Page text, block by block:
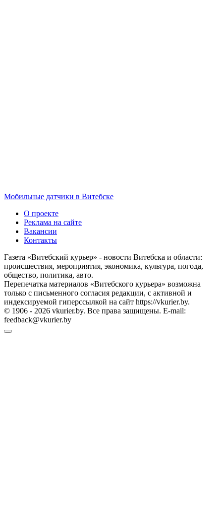
Мобильные датчики в Витебске
О проекте
Реклама на сайте
Вакансии
Контакты
Газета «Витебский курьер» - новости Витебска и области:
происшествия, мероприятия, экономика, культура, погода,
общество, политика, авто.
Перепечатка материалов «Витебского курьера» возможна
только с письменного согласия редакции, с активной и
индексируемой гиперссылкой на сайт https://vkurier.by.
© 1906 - 2026 vkurier.by. Все права защищены. E-mail:
feedback@vkurier.by